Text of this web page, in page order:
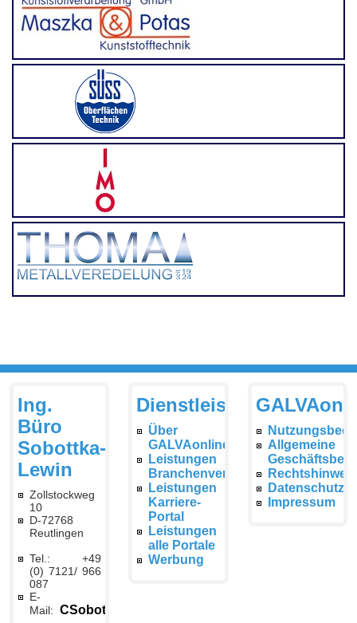
Ing.
Büro
Sobottka-
Lewin
Zollstockweg
10
D-72768
Reutlingen
Tel.: +49
(0) 7121/ 966
087
E-
Mail: CSobottka@galvaonline.de
Dienstleistungen
Über
GALVAonline
Leistungen
Branchenverzeichnis
Leistungen
Karriere-
Portal
Leistungen
alle Portale
Werbung
Allgemeine
Impressum